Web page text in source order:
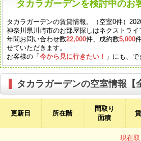
タカラガーデンを検討中のお
タカラガーデンの賃貸情報。（空室0件）
神奈川県川崎市のお部屋探しはネクストライ
年間お問い合わせ数22,000件、成約数5,000
せていただきます。
お客様の「今から見に行きたい！ 」にも、
タカラガーデンの空室情報【
更新日 所在階
間取り
面積
現在